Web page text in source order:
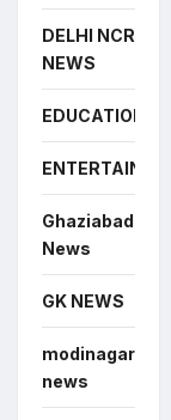
DELHI NCR
NEWS
EDUCATION
Ghaziabad
News
GK NEWS
modinagar
news